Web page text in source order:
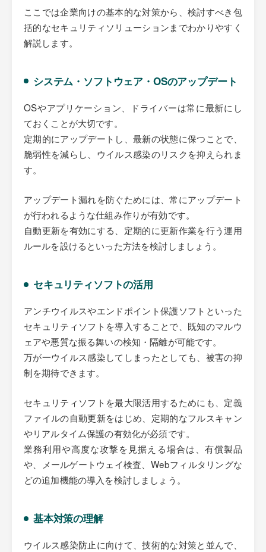
ここでは企業向けの基本的な対策から、検討すべき包
括的なセキュリティソリューションまでわかりやすく
解説します。
システム・ソフトウェア・OSのアップデート
OSやアプリケーション、ドライバーは常に最新にし
ておくことが大切です。
定期的にアップデートし、最新の状態に保つことで、
脆弱性を減らし、ウイルス感染のリスクを抑えられま
す。
アップデート漏れを防ぐためには、常にアップデート
が行われるような仕組み作りが有効です。
自動更新を有効にする、定期的に更新作業を行う運用
ルールを設けるといった方法を検討しましょう。
セキュリティソフトの活用
アンチウイルスやエンドポイント保護ソフトといった
セキュリティソフトを導入することで、既知のマルウ
ェアや悪質な振る舞いの検知・隔離が可能です。
万が一ウイルス感染してしまったとしても、被害の抑
制を期待できます。
セキュリティソフトを最大限活用するためにも、定義
ファイルの自動更新をはじめ、定期的なフルスキャン
やリアルタイム保護の有効化が必須です。
業務利用や高度な攻撃を見据える場合は、有償製品
や、メールゲートウェイ検査、Webフィルタリングな
どの追加機能の導入を検討しましょう。
基本対策の理解
ウイルス感染防止に向けて、技術的な対策と並んで、